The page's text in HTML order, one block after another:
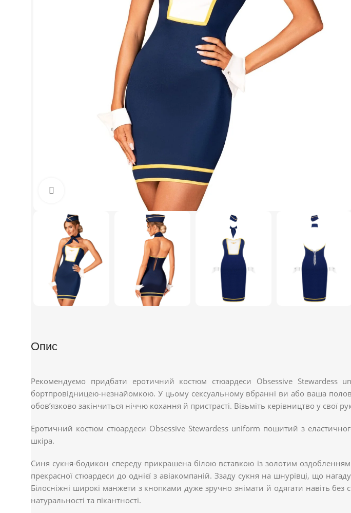
Опис
Рекомендуємо придбати еротичний костюм стюардеси Obsessive Stewardess
бортпровідницею-незнайомкою. У цьому сексуальному вбранні ви або ваша
обов’язково закінчиться ніччю кохання й пристрасті. Візьміть керівництво у
Еротичний костюм стюардеси Obsessive Stewardess uniform пошитий з
шкіра.
Синя сукня-бодикон спереду прикрашена білою вставкою із золотим
прекрасної стюардеси до однієї з авіакомпаній. Ззаду сукня на шнурівці, що
Білосніжні широкі манжети з кнопками дуже зручно знімати й одягати навіть
натуральності та пікантності.